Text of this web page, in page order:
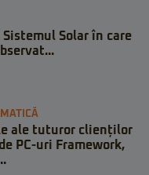
Solar în care
ale tuturor clienților
PC-uri Framework,